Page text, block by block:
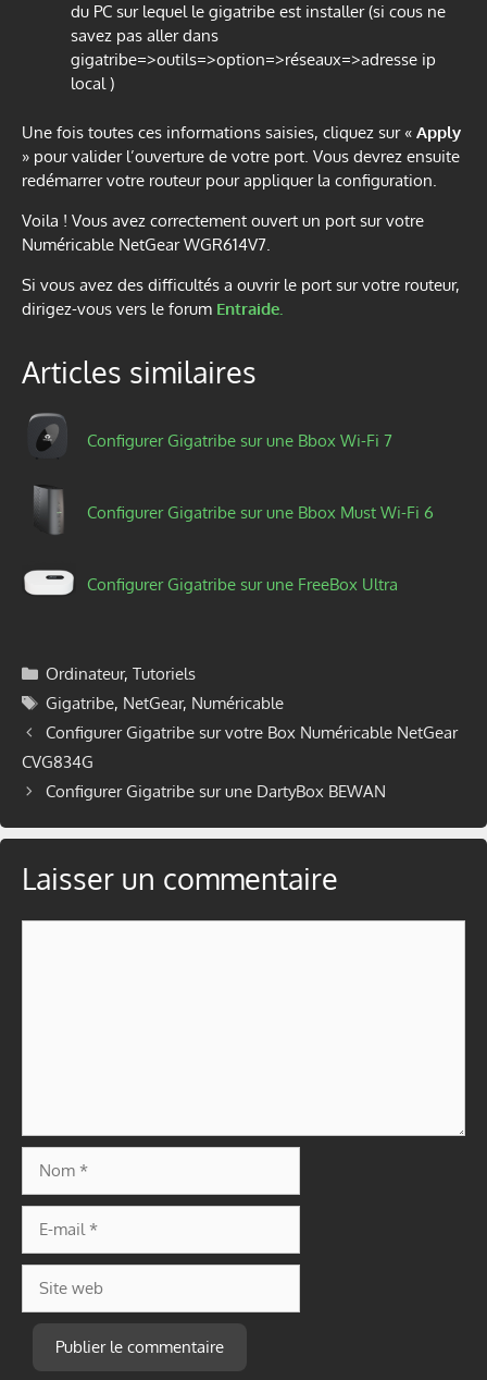
du PC sur lequel le gigatribe est installer (si cous ne
savez pas aller dans
gigatribe=>outils=>option=>réseaux=>adresse ip
local )
Une fois toutes ces informations saisies, cliquez sur « Apply
» pour valider l’ouverture de votre port. Vous devrez ensuite
redémarrer votre routeur pour appliquer la configuration.
Voila ! Vous avez correctement ouvert un port sur votre
Numéricable NetGear WGR614V7.
Si vous avez des difficultés a ouvrir le port sur votre routeur,
dirigez-vous vers le forum Entraide.
Articles similaires
Configurer Gigatribe sur une Bbox Wi-Fi 7
Configurer Gigatribe sur une Bbox Must Wi-Fi 6
Configurer Gigatribe sur une FreeBox Ultra
Catégories
Ordinateur, Tutoriels
Étiquettes
Gigatribe, NetGear, Numéricable
Configurer Gigatribe sur votre Box Numéricable NetGear
CVG834G
Configurer Gigatribe sur une DartyBox BEWAN
Laisser un commentaire
mail
web